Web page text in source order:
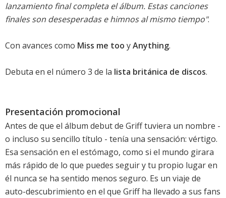
lanzamiento final completa el álbum. Estas canciones
finales son desesperadas e himnos al mismo tiempo".
Con avances como Miss me too yAnything.
Debuta en el número 3 de la lista británica de discos.
Presentación promocional
Antes de que el álbum debut de Griff tuviera un nombre -
o incluso su sencillo título - tenía una sensación: vértigo.
Esa sensación en el estómago, como si el mundo girara
más rápido de lo que puedes seguir y tu propio lugar en
él nunca se ha sentido menos seguro. Es un viaje de
auto-descubrimiento en el que Griff ha llevado a sus fans